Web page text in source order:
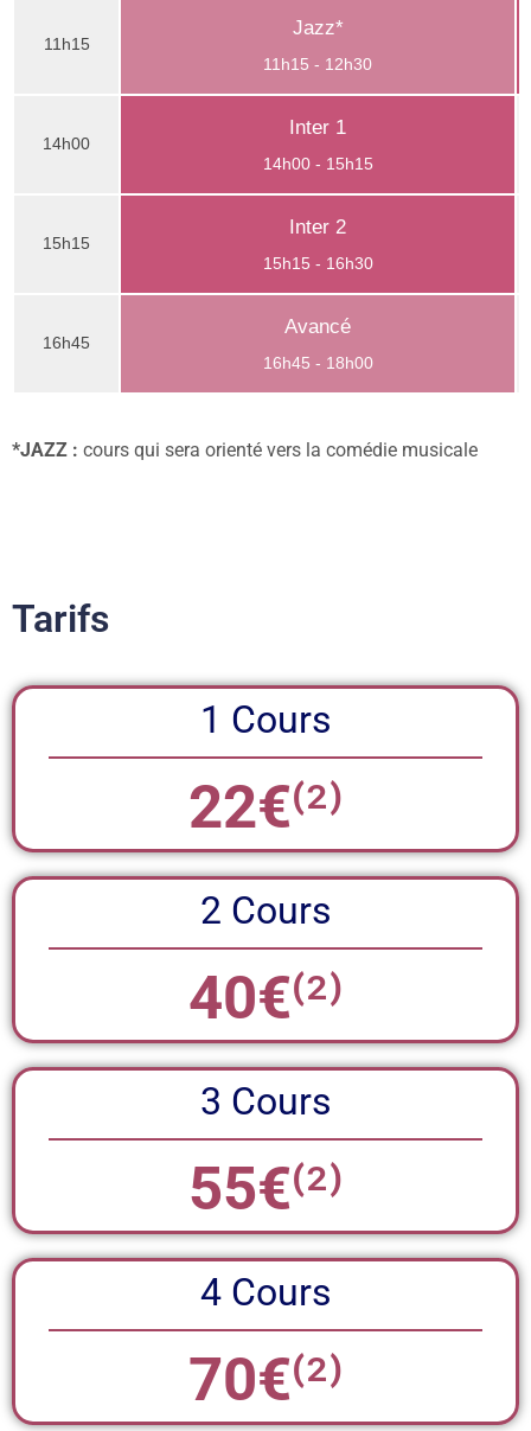
11h15
Jazz*
11h15 - 12h30
14h00
Inter 1
14h00 - 15h15
15h15
Inter 2
15h15 - 16h30
16h45
Avancé
16h45 - 18h00
*JAZZ : cours qui sera orienté vers la comédie musicale
Tarifs
1 Cours
22€⁽²⁾
2 Cours
40€⁽²⁾
3 Cours
55€⁽²⁾
4 Cours
70€⁽²⁾